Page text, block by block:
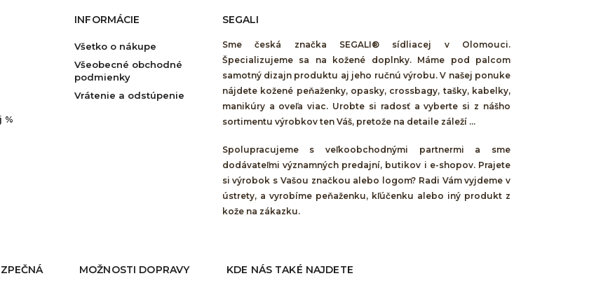
%
INFORMÁCIE
Všetko o nákupe
Všeobecné obchodné
podmienky
Vrátenie a odstúpenie
SEGALI
Sme česká značka SEGALI® sídliacej v Olomouci.
Špecializujeme sa na kožené doplnky. Máme pod palcom
samotný dizajn produktu aj jeho ručnú výrobu. V našej ponuke
nájdete kožené peňaženky, opasky, crossbagy, tašky, kabelky,
manikúry a oveľa viac. Urobte si radosť a vyberte si z nášho
sortimentu výrobkov ten Váš, pretože na detaile záleží ...
Spolupracujeme s veľkoobchodnými partnermi a sme
dodávateľmi významných predajní, butikov i e-shopov. Prajete
si výrobok s Vašou značkou alebo logom? Radi Vám vyjdeme v
ústrety, a vyrobíme peňaženku, kľúčenku alebo iný produkt z
kože na zákazku.
MOŽNOSTI DOPRAVY KDE NÁS TAKÉ NAJDETE